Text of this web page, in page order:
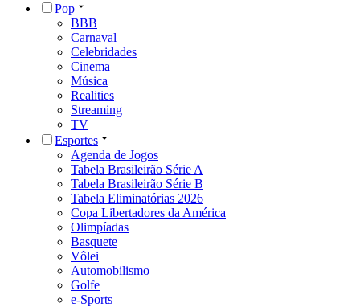
Pop
BBB
Carnaval
Celebridades
Cinema
Música
Realities
Streaming
TV
Esportes
Agenda de Jogos
Tabela Brasileirão Série A
Tabela Brasileirão Série B
Tabela Eliminatórias 2026
Copa Libertadores da América
Olimpíadas
Basquete
Vôlei
Automobilismo
Golfe
e-Sports